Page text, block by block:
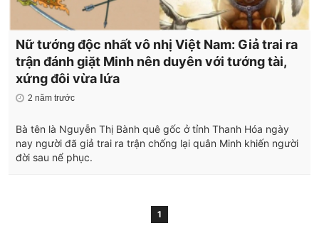
Nữ tướng độc nhất vô nhị Việt Nam: Giả trai ra
trận đánh giặt Minh nên duyên với tướng tài,
xứng đôi vừa lứa
2 năm trước
Bà tên là Nguyễn Thị Bành quê gốc ở tỉnh Thanh Hóa ngày
nay người đã giả trai ra trận chống lại quân Minh khiến người
đời sau nể phục.
1